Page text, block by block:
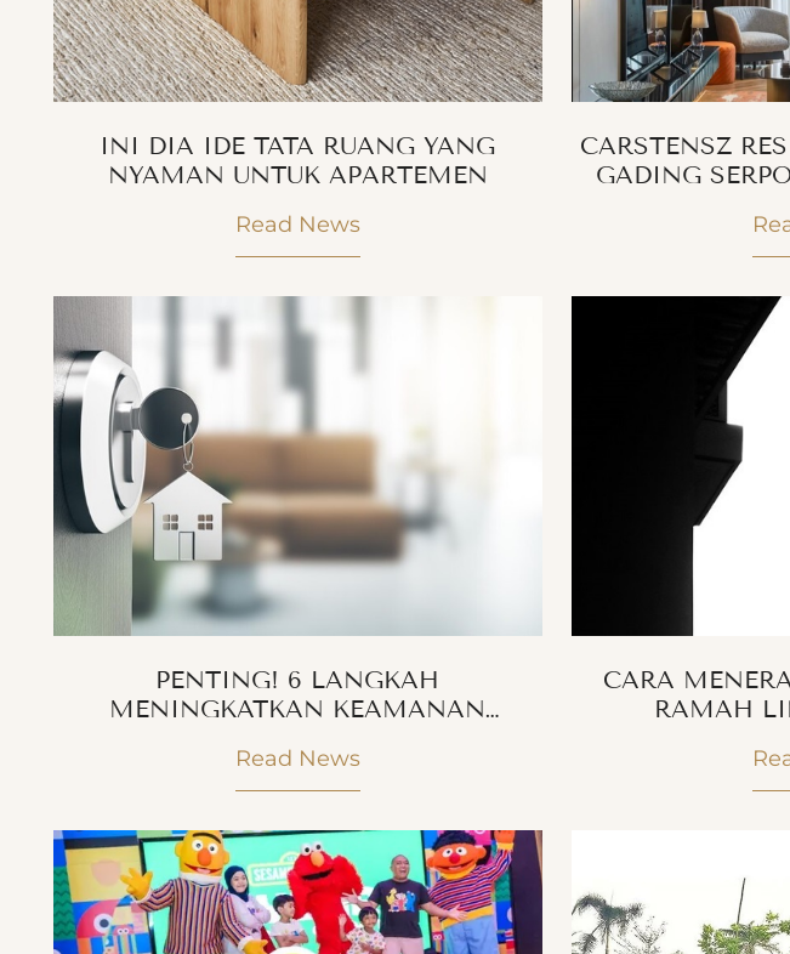
INI DIA IDE TATA RUANG YANG
NYAMAN UNTUK APARTEMEN
Read News
CARSTENSZ
GADING
PENTING! 6 LANGKAH
MENINGKATKAN KEAMANAN
COBA SEKARANG
Read News
CARA
RAMAH